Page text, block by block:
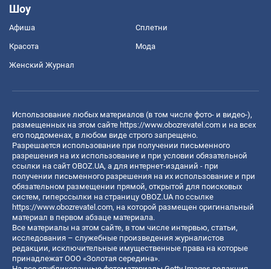
Шоу
Афиша Сплетни
Красота Мода
Женский Журнал
Использование любых материалов (в том числе фото- и видео-),
размещенных на этом сайте https://www.obozrevatel.com и на всех
его поддоменах, в любом виде строго запрещено.
Разрешается использование при получении письменного
разрешения на их использование и при условии обязательной
ссылки на сайт OBOZ.UA, а для интернет-изданий - при
получении письменного разрешения на их использование и при
обязательном размещении прямой, открытой для поисковых
систем, гиперссылки на страницу OBOZ.UA по ссылке
https://www.obozrevatel.com, на которой размещен оригинальный
материал в первом абзаце материала.
Все материалы на этом сайте, в том числе интервью, статьи,
исследования – служебные произведения журналистов
редакции, исключительные имущественные права на которые
принадлежат ООО «Золотая середина».